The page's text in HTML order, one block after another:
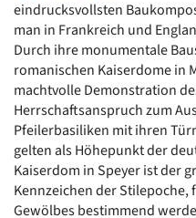
eindrucksvollsten
man in Frankreich und
Durch ihre monumentale
romanischen Kaiserdome in
machtvolle Demonstration
Herrschaftsanspruch zum
Pfeilerbasiliken mit ihren
gelten als Höhepunkt der
Kaiserdom in Speyer ist der
Kennzeichen der
Gewölbes bestimmend